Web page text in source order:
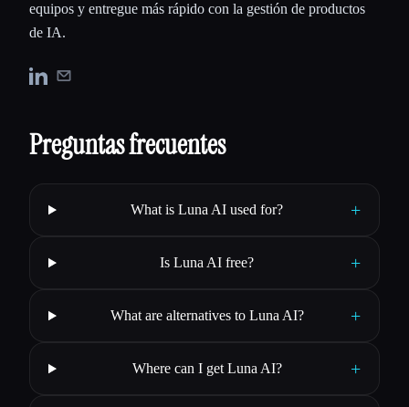
equipos y entregue más rápido con la gestión de productos
de IA.
Preguntas frecuentes
What is Luna AI used for? +
Is Luna AI free? +
What are alternatives to Luna AI? +
Where can I get Luna AI? +